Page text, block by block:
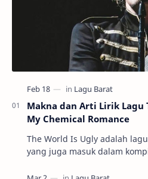
Makna dan Arti Lirik
My Chemical Romance
The World Is Ugly adalah
yang juga masuk dalam